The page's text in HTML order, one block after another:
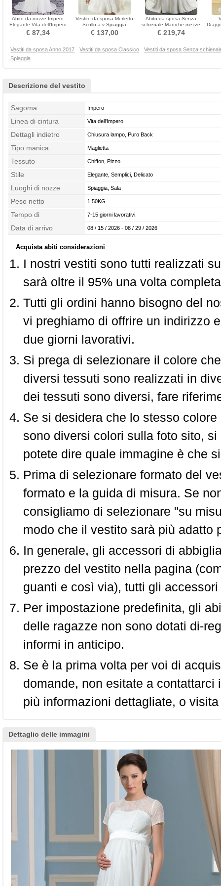
Abito da nozze Impero
Elegante Vita dell'Impero
Spazzare treno
€ 87,34
Vestito da sposa Merletto
Scollo a v Spiaggia
Maniche mezze Principessa
€ 137,00
Abito da sposa Senza
schienale Maniche mezze
Coda A Strascico Cappella
€ 219,74
Vestiti da sposa Anno 2017 Vestiti da sposa Classico
Vestiti da sposa Senza
Spiaggia
Descrizione del vestito
Sagoma Impero
Linea di cintura Vita dell'Impero
Dettagli indietro Chiusura lampo, Puro Back
Tipo manica Maglietta
Tessuto Chiffon, Pizzo
Stile Elegante, Semplici, Delicato
Luoghi di nozze Spiaggia, Sala
Peso netto 1.50KG
Tempo di
confezionamento
7-15 giorni lavorativi.
Data di arrivo 08 / 15 / 2026 - 08 / 29 / 2026
Acquista abiti considerazioni
I nostri vestiti sono tutti realizzati
sarà oltre il 95% una volta
Tutti gli ordini hanno bisogno del
vi preghiamo di offrire un indirizzo
due giorni lavorativi.
Si prega di selezionare il colore
diversi tessuti sono realizzati in
dei tessuti sono diversi, fare
Se si desidera che lo stesso
sono diversi colori sulla foto sito,
potete dire quale immagine è che
Prima di selezionare formato del
formato e la guida di misura. Se
consigliamo di selezionare "su
modo che il vestito sarà più adatto
In generale, gli accessori di
prezzo del vestito nella pagina
guanti e così via), tutti gli
Per impostazione predefinita, gli
delle ragazze non sono dotati di-
informi in anticipo.
Se è la prima volta per voi di
domande, non esitate a
più informazioni dettagliate, o
Dettaglio delle immagini